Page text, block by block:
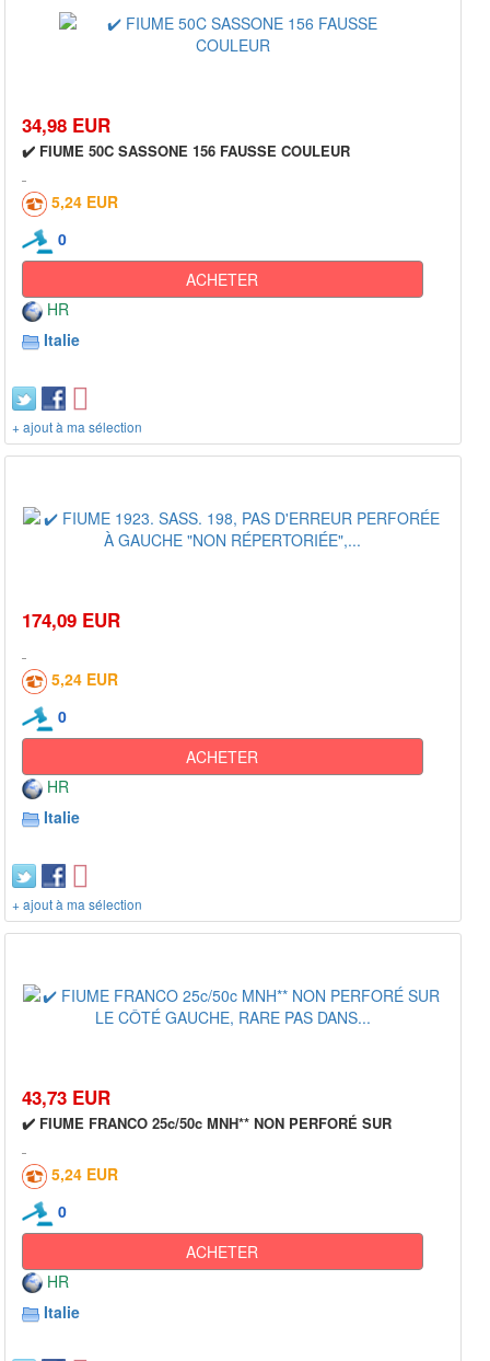
34,98 EUR
✔️ FIUME 50C SASSONE 156 FAUSSE COULEUR
5,24 EUR
0
ACHETER
HR
Italie
+ ajout à ma sélection
174,09 EUR
5,24 EUR
0
ACHETER
HR
Italie
+ ajout à ma sélection
43,73 EUR
✔️ FIUME FRANCO 25c/50c MNH** NON PERFORÉ SUR
5,24 EUR
0
ACHETER
HR
Italie